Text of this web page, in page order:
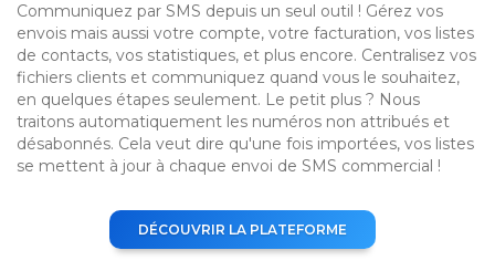
Communiquez par SMS depuis un seul outil ! Gérez vos
envois mais aussi votre compte, votre facturation, vos listes
de contacts, vos statistiques, et plus encore. Centralisez vos
fichiers clients et communiquez quand vous le souhaitez,
en quelques étapes seulement. Le petit plus ? Nous
traitons automatiquement les numéros non attribués et
désabonnés. Cela veut dire qu'une fois importées, vos listes
se mettent à jour à chaque envoi de SMS commercial !
DÉCOUVRIR LA PLATEFORME